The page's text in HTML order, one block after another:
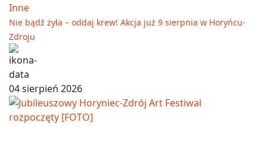
Inne
Nie bądź żyła – oddaj krew! Akcja już 9 sierpnia w Horyńcu-
Zdroju
04 sierpień 2026